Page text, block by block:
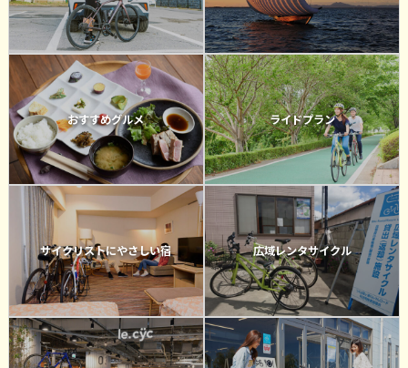
おすすめグルメ ライドプラン
サイクリストにやさしい宿 広域レンタサイクル